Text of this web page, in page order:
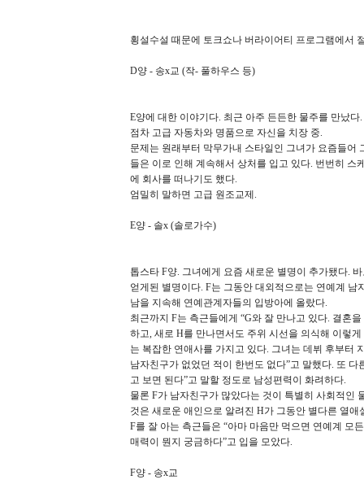
횡설수설 때문에 토크쇼나 버라이어티 프로그램에서
D양 - 송x교 (작- 풀하우스 등)
E양에 대한 이야기다. 최근 아주 든든한 물주를 만났
점차 고급 자동차와 명품으로 자신을 치장 중.
문제는 원래부터 막무가내 스타일인 그녀가 요즘들어
들은 이로 인해 계속해서 상처를 입고 있다. 번번히
에 회사를 떠나기도 했다.
엄밀히 말하면 고급 원조교제.
E양 - 솔x (솔로가수)
톱스타 F양. 그녀에게 요즘 새로운 별명이 추가됐다.
얻게된 별명이다. F는 그동안 대외적으로는 연예계
남을 지속해 연예관계자들의 입방아에 올랐다.
최근까지 F는 측근들에게 “G와 잘 만나고 있다. 결혼
하고, 새로 H를 만나면서도 주위 시선을 의식해 이렇
는 복잡한 연애사를 가지고 있다. 그녀는 데뷔 후부터
남자친구가 없었던 적이 한번도 없다”고 말했다. 또
고 보면 된다”고 말할 정도로 남성편력이 화려하다.
물론 F가 남자친구가 많았다는 것이 특별히 사회적인
것은 새로운 애인으로 알려진 H가 그동안 별다른 열
F를 잘 아는 측근들은 “아마 마음만 먹으면 연예계 모
매력이 뭔지 궁금하다”고 입을 모았다.
F양 - 송x교